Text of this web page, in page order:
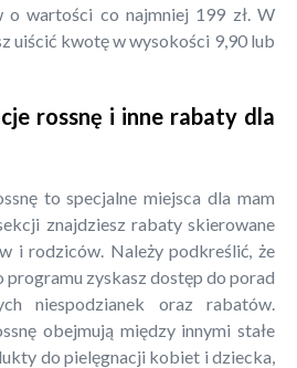
o wartości co najmniej 199 zł. W
uiścić kwotę w wysokości 9,90 lub
rossnę i inne rabaty dla
to specjalne miejsca dla mam
znajdziesz rabaty skierowane
i rodziców. Należy podkreślić, że
programu zyskasz dostęp do porad
niespodzianek oraz rabatów.
obejmują między innymi stałe
do pielęgnacji kobiet i dziecka,